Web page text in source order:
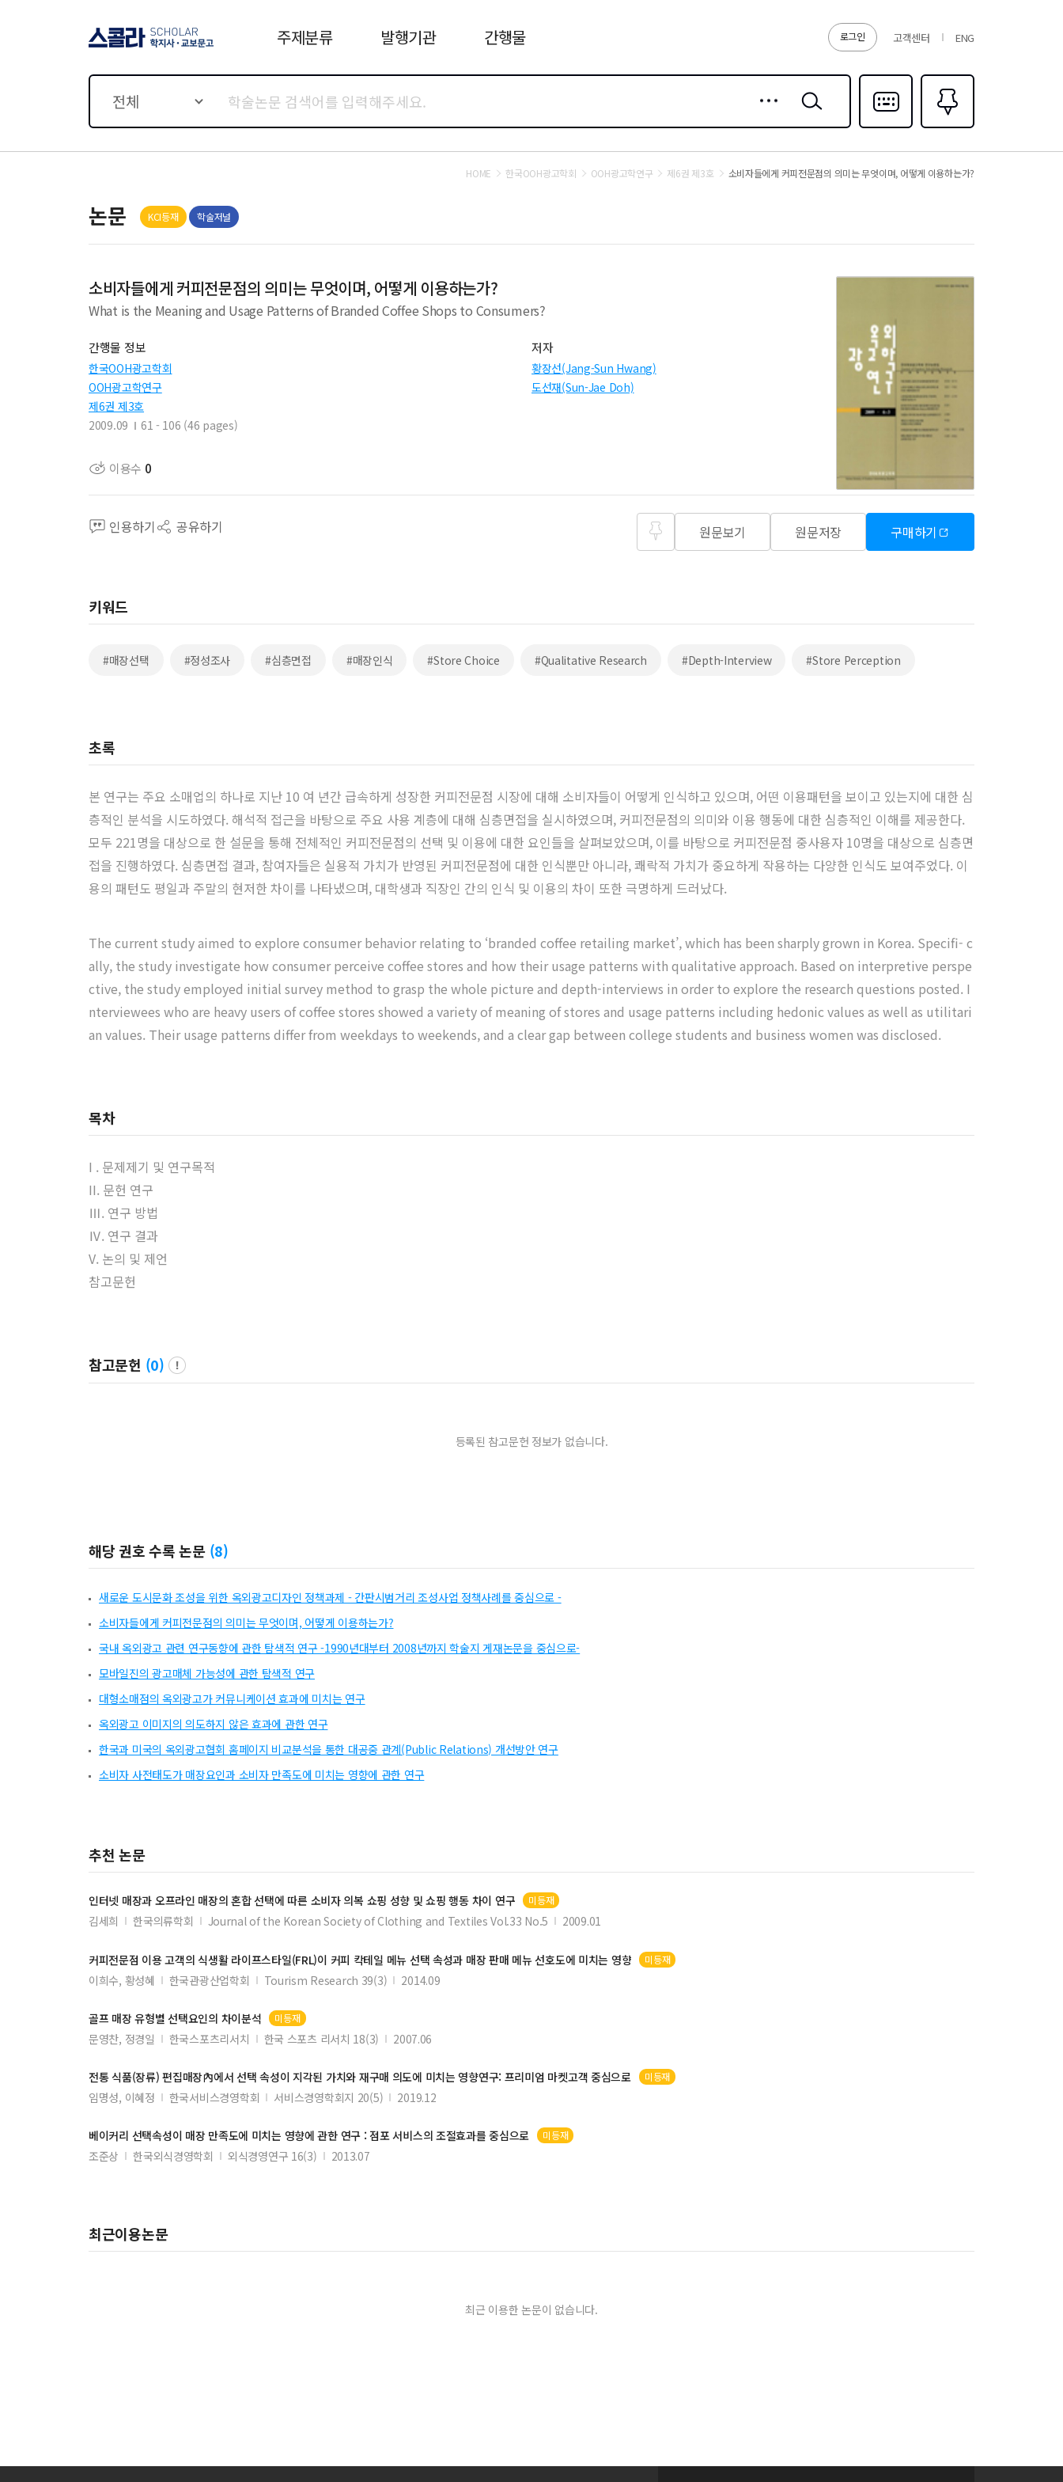
로그인 고객센터 ENG
주제분류 발행기관 간행물
전체
검색
다국어입력
즐겨찾기0
HOME 한국OOH광고학회 OOH광고학연구 제6권 제3호 소비자들에게 커피전문점의 의미는 무엇이며, 어떻게 이용하는가?
논문 KCI등재 학술저널
소비자들에게 커피전문점의 의미는 무엇이며, 어떻게 이용하는가?
What is the Meaning and Usage Patterns of Branded Coffee Shops to Consumers?
간행물 정보
한국OOH광고학회
OOH광고학연구
제6권 제3호
2009.09
61 - 106 (46 pages)
저자
황장선(Jang-Sun Hwang)
도선재(Sun-Jae Doh)
이용수 0
인용하기 공유하기 원문보기 원문저장 구매하기
키워드
#매장선택 #정성조사 #심층면접 #매장인식 #Store Choice #Qualitative Research #Depth-Interview #Store Perception
초록
본 연구는 주요 소매업의 하나로 지난 10 여 년간 급속하게 성장한 커피전문점 시장에 대해 소비자들이 어떻게 인식하고 있으며, 어떤 이용패턴을 보이고 있는지에 대한 심
층적인 분석을 시도하였다. 해석적 접근을 바탕으로 주요 사용 계층에 대해 심층면접을 실시하였으며, 커피전문점의 의미와 이용 행동에 대한 심층적인 이해를 제공한다.
모두 221명을 대상으로 한 설문을 통해 전체적인 커피전문점의 선택 및 이용에 대한 요인들을 살펴보았으며, 이를 바탕으로 커피전문점 중사용자 10명을 대상으로 심층면
접을 진행하였다. 심층면접 결과, 참여자들은 실용적 가치가 반영된 커피전문점에 대한 인식뿐만 아니라, 쾌락적 가치가 중요하게 작용하는 다양한 인식도 보여주었다. 이
용의 패턴도 평일과 주말의 현저한 차이를 나타냈으며, 대학생과 직장인 간의 인식 및 이용의 차이 또한 극명하게 드러났다.
The current study aimed to explore consumer behavior relating to ‘branded coffee retailing market’, which has been sharply grown in Korea. Specifi- c
ally, the study investigate how consumer perceive coffee stores and how their usage patterns with qualitative approach. Based on interpretive perspe
ctive, the study employed initial survey method to grasp the whole picture and depth-interviews in order to explore the research questions posted. I
nterviewees who are heavy users of coffee stores showed a variety of meaning of stores and usage patterns including hedonic values as well as utilitari
an values. Their usage patterns differ from weekdays to weekends, and a clear gap between college students and business women was disclosed.
목차
I . 문제제기 및 연구목적
II. 문헌 연구
Ⅲ. 연구 방법
Ⅳ. 연구 결과
V. 논의 및 제언
참고문헌
참고문헌 (0)
등록된 참고문헌 정보가 없습니다.
해당 권호 수록 논문 (8)
새로운 도시문화 조성을 위한 옥외광고디자인 정책과제 - 간판시범거리 조성사업 정책사례를 중심으로 -
소비자들에게 커피전문점의 의미는 무엇이며, 어떻게 이용하는가?
국내 옥외광고 관련 연구동향에 관한 탐색적 연구 -1990년대부터 2008년까지 학술지 게재논문을 중심으로-
모바일진의 광고매체 가능성에 관한 탐색적 연구
대형소매점의 옥외광고가 커뮤니케이션 효과에 미치는 연구
옥외광고 이미지의 의도하지 않은 효과에 관한 연구
한국과 미국의 옥외광고협회 홈페이지 비교분석을 통한 대공중 관계(Public Relations) 개선방안 연구
소비자 사전태도가 매장요인과 소비자 만족도에 미치는 영향에 관한 연구
추천 논문
인터넷 매장과 오프라인 매장의 혼합선택에 따른 소비자 의복 쇼핑 성향 및 쇼핑 행동 차이 연구 미등재
김세희 한국의류학회 Journal of the Korean Society of Clothing and Textiles Vol.33 No.5 2009.01
커피전문점 이용 고객의 식생활 라이프스타일(FRL)이 커피 칵테일 메뉴 선택 속성과 매장판매 메뉴 선호도에 미치는 영향 미등재
이희수, 황성혜 한국관광산업학회 Tourism Research 39(3) 2014.09
골프 매장유형별선택요인의 차이분석 미등재
문영찬, 정경일 한국스포츠리서치 한국 스포츠 리서치 18(3) 2007.06
전통 식품(장류) 편집매장內에서 선택 속성이 지각된 가치와 재구매 의도에 미치는 영향연구: 프리미엄 마켓고객 중심으로 미등재
임명성, 이혜정 한국서비스경영학회 서비스경영학회지 20(5) 2019.12
베이커리 선택속성이 매장만족도에 미치는 영향에 관한 연구 : 점포 서비스의 조절효과를 중심으로 미등재
조준상 한국외식경영학회 외식경영연구 16(3) 2013.07
최근이용논문
최근 이용한 논문이 없습니다.